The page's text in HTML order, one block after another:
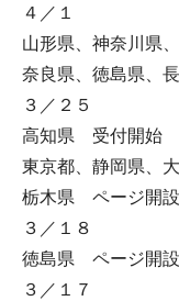
４／１
山形県、神奈川県
奈良県、徳島県、
３／２５
高知県 受付開始
東京都、静岡県、
栃木県 ページ開設
３／１８
徳島県 ページ開設
３／１７